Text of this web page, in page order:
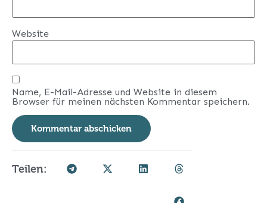
Website
Name, E-Mail-Adresse und Website in diesem
Browser für meinen nächsten Kommentar speichern.
Teilen: